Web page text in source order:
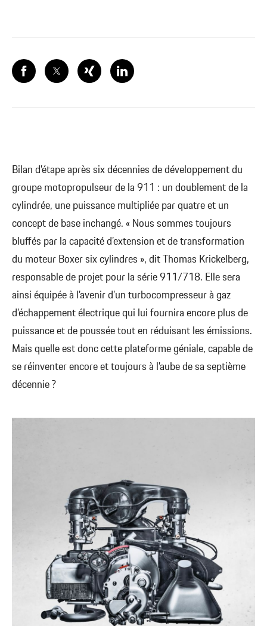
Bilan d’étape après six décennies de développement du
groupe motopropulseur de la 911 : un doublement de la
cylindrée, une puissance multipliée par quatre et un
concept de base inchangé. « Nous sommes toujours
bluffés par la capacité d’extension et de transformation
du moteur Boxer six cylindres », dit Thomas Krickelberg,
responsable de projet pour la série 911/718. Elle sera
ainsi équipée à l’avenir d’un turbocompresseur à gaz
d’échappement électrique qui lui fournira encore plus de
puissance et de poussée tout en réduisant les émissions.
Mais quelle est donc cette plateforme géniale, capable de
se réinventer encore et toujours à l’aube de sa septième
décennie ?